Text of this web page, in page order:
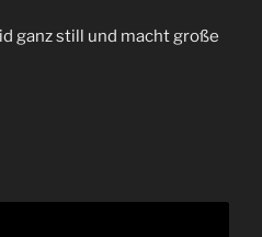
ganz still und macht große